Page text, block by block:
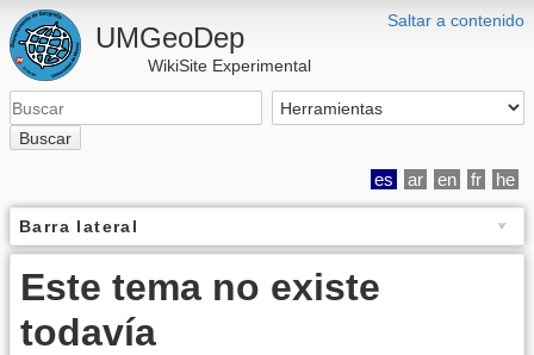
Saltar a contenido
UMGeoDep
WikiSite Experimental
Buscar
es ar en fr he
Barra lateral
Este tema no existe
todavía